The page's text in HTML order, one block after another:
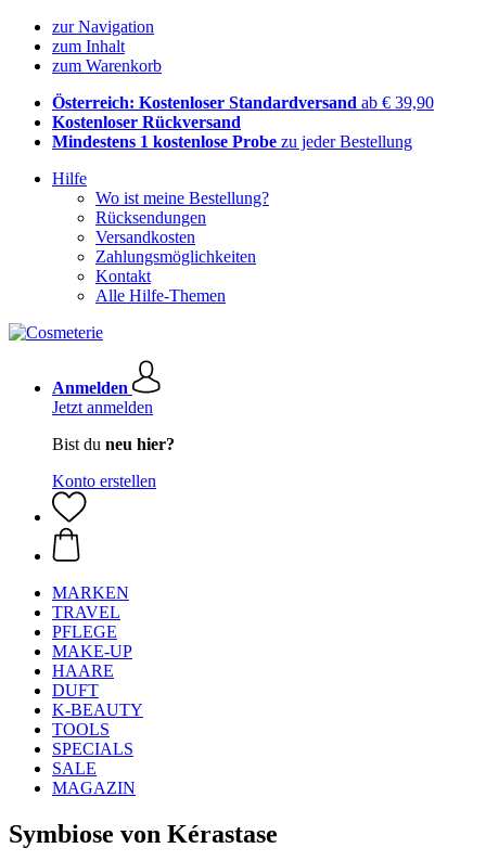
zur Navigation
zum Inhalt
zum Warenkorb
Österreich: Kostenloser Standardversand ab € 39,90
Kostenloser Rückversand
Mindestens 1 kostenlose Probe zu jeder Bestellung
Hilfe
Wo ist meine Bestellung?
Rücksendungen
Versandkosten
Zahlungsmöglichkeiten
Kontakt
Alle Hilfe-Themen
Anmelden
Jetzt anmelden
Bist du neu hier?
Konto erstellen
MARKEN
TRAVEL
PFLEGE
MAKE-UP
HAARE
DUFT
K-BEAUTY
TOOLS
SPECIALS
SALE
MAGAZIN
Symbiose von Kérastase